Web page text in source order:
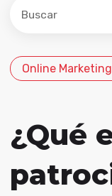
Este es un
No hay
Online
¿Qué